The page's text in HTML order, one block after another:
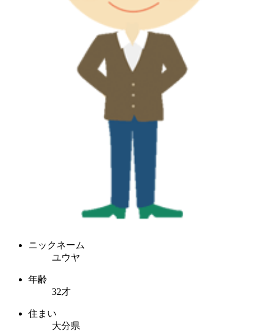
ニックネーム
ユウヤ
年齢
32才
住まい
大分県